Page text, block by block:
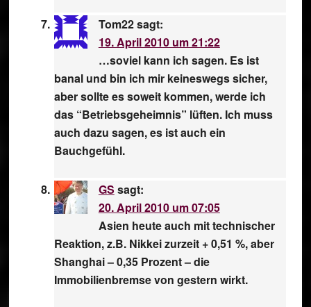
Tom22sagt:
19. April 2010 um 21:22
…soviel kann ich sagen. Es ist
banal und bin ich mir keineswegs sicher,
aber sollte es soweit kommen, werde ich
das “Betriebsgeheimnis” lüften. Ich muss
auch dazu sagen, es ist auch ein
Bauchgefühl.
GS sagt:
20. April 2010 um 07:05
Asien heute auch mit technischer
Reaktion, z.B. Nikkei zurzeit + 0,51 %, aber
Shanghai – 0,35 Prozent – die
Immobilienbremse von gestern wirkt.